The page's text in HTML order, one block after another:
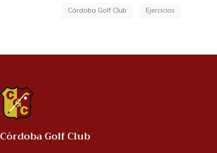
Córdoba Golf Club Ejercicios
Córdoba Golf Club